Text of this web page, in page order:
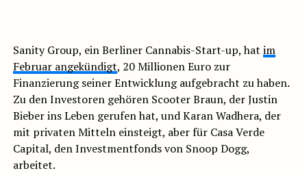
Sanity Group, ein Berliner Cannabis-Start-up, hat im
Februar angekündigt, 20 Millionen Euro zur
Finanzierung seiner Entwicklung aufgebracht zu haben.
Zu den Investoren gehören Scooter Braun, der Justin
Bieber ins Leben gerufen hat, und Karan Wadhera, der
mit privaten Mitteln einsteigt, aber für Casa Verde
Capital, den Investmentfonds von Snoop Dogg,
arbeitet.